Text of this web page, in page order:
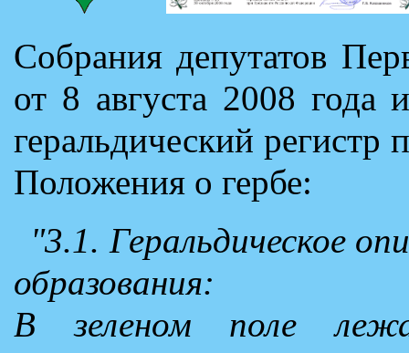
Собрания депутатов
от 8 августа 2008 года
геральдический
Положения о гербе:
"3.1. Геральдическое
образования:
В зеленом поле